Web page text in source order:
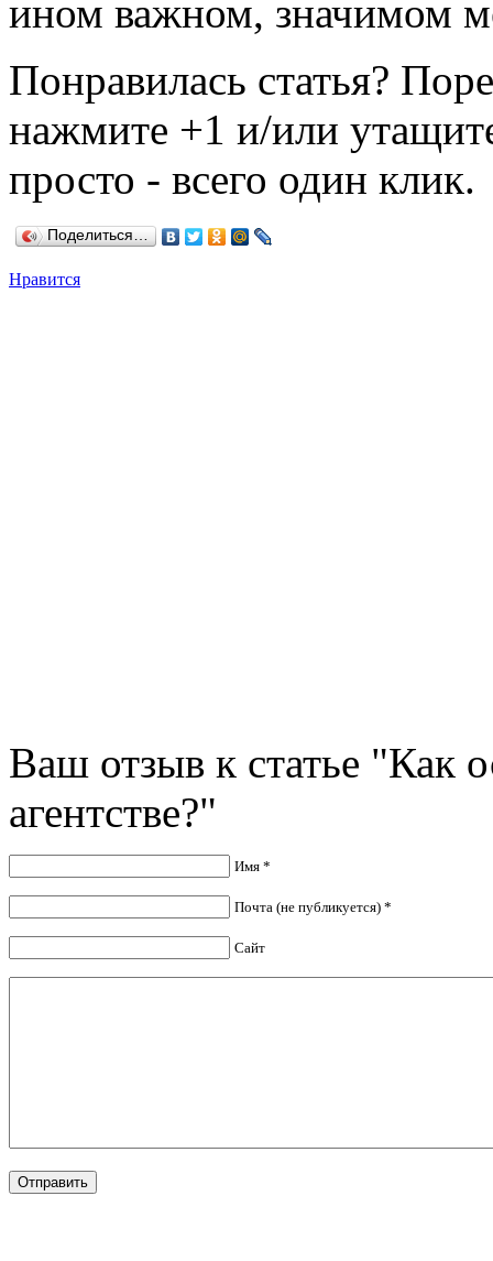
ином важном, значимом
Понравилась статья?
нажмите +1 и/или
просто - всего один клик.
Поделиться…
Нравится
Ваш отзыв к статье "Как
агентстве?"
Имя *
Почта (не публикуется) *
Сайт